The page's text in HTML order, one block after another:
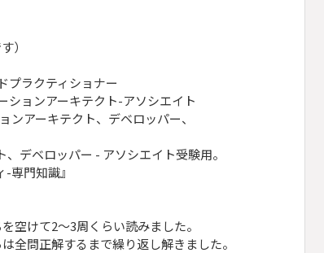
）
ラクティショナー
ョンアーキテクト-アソシエイト
アーキテクト、デベロッパー、
デベロッパー - アソシエイト受験用。
専門知識』
空けて2～3周くらい読みました。
全問正解するまで繰り返し解きました。